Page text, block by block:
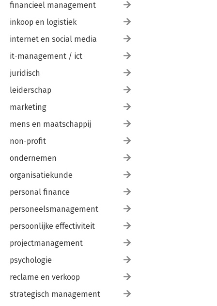
financieel management
inkoop en logistiek
internet en social media
it-management / ict
juridisch
leiderschap
marketing
mens en maatschappij
non-profit
ondernemen
organisatiekunde
personal finance
personeelsmanagement
persoonlijke effectiviteit
projectmanagement
psychologie
reclame en verkoop
strategisch management